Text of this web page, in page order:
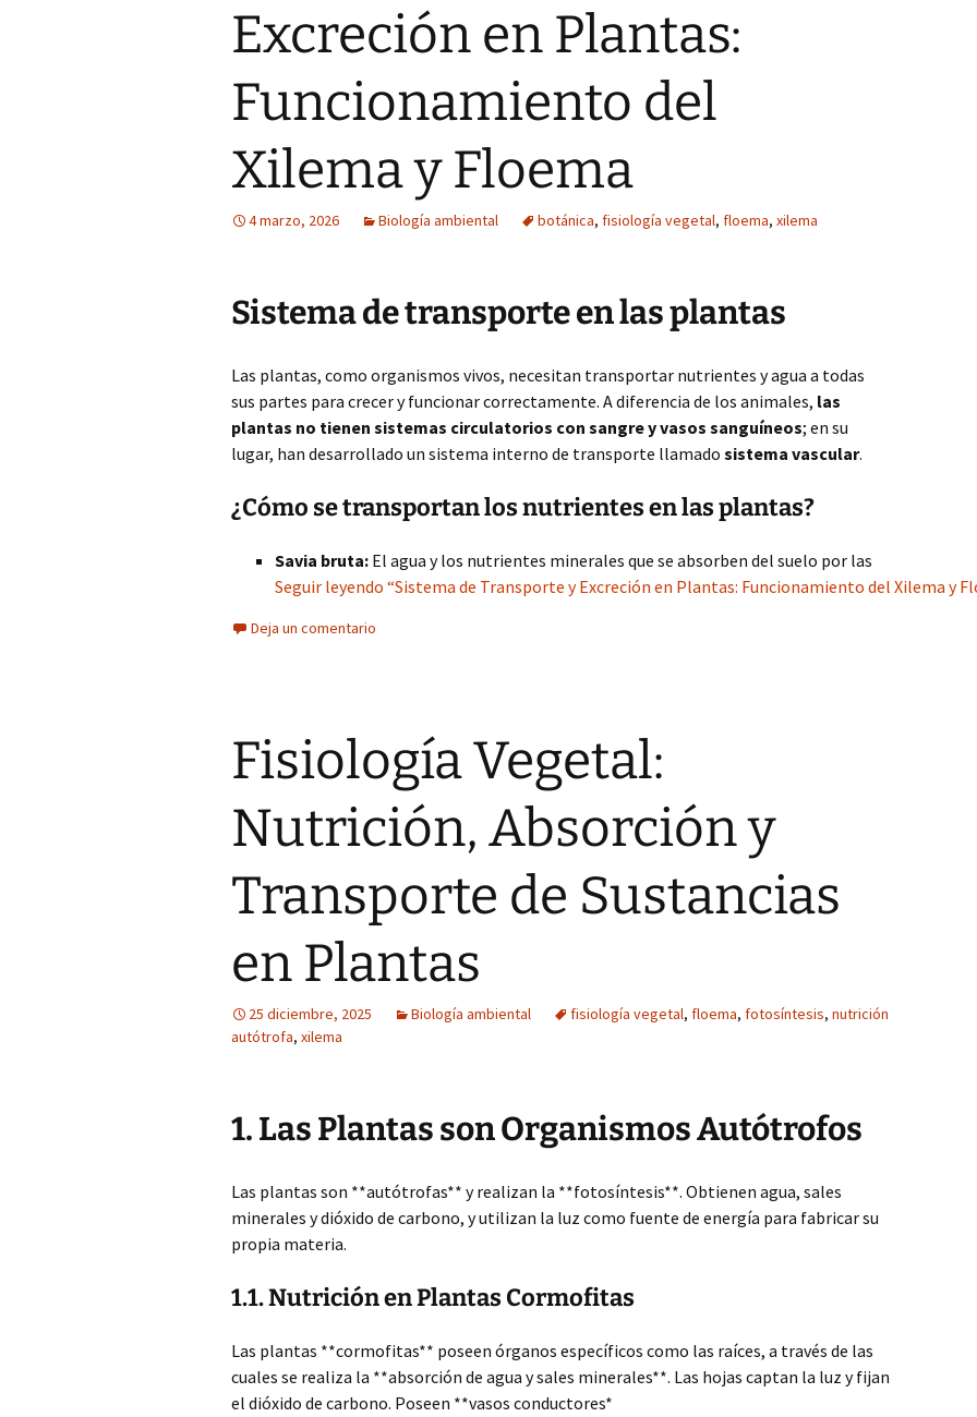
Excreción en Plantas:
Funcionamiento del
Xilema y Floema
4 marzo, 2026 Biología ambiental botánica, fisiología vegetal, floema, xilema
Sistema de transporte en las plantas
Las plantas, como organismos vivos, necesitan transportar nutrientes y agua a todas
sus partes para crecer y funcionar correctamente. A diferencia de los animales, las
plantas no tienen sistemas circulatorios con sangre y vasos sanguíneos; en su
lugar, han desarrollado un sistema interno de transporte llamado sistema vascular.
¿Cómo se transportan los nutrientes en las plantas?
Savia bruta: El agua y los nutrientes minerales que se absorben del suelo por las
Seguir leyendo “Sistema de Transporte y Excreción en Plantas: Funcionamiento del Xilema y
Deja un comentario
Fisiología Vegetal:
Nutrición, Absorción y
Transporte de Sustancias
en Plantas
25 diciembre, 2025 Biología ambiental fisiología vegetal, floema, fotosíntesis, nutrición
autótrofa, xilema
1. Las Plantas son Organismos Autótrofos
Las plantas son **autótrofas** y realizan la **fotosíntesis**. Obtienen agua, sales
minerales y dióxido de carbono, y utilizan la luz como fuente de energía para fabricar su
propia materia.
1.1. Nutrición en Plantas Cormofitas
Las plantas **cormofitas** poseen órganos específicos como las raíces, a través de las
cuales se realiza la **absorción de agua y sales minerales**. Las hojas captan la luz y fijan
el dióxido de carbono. Poseen **vasos conductores*